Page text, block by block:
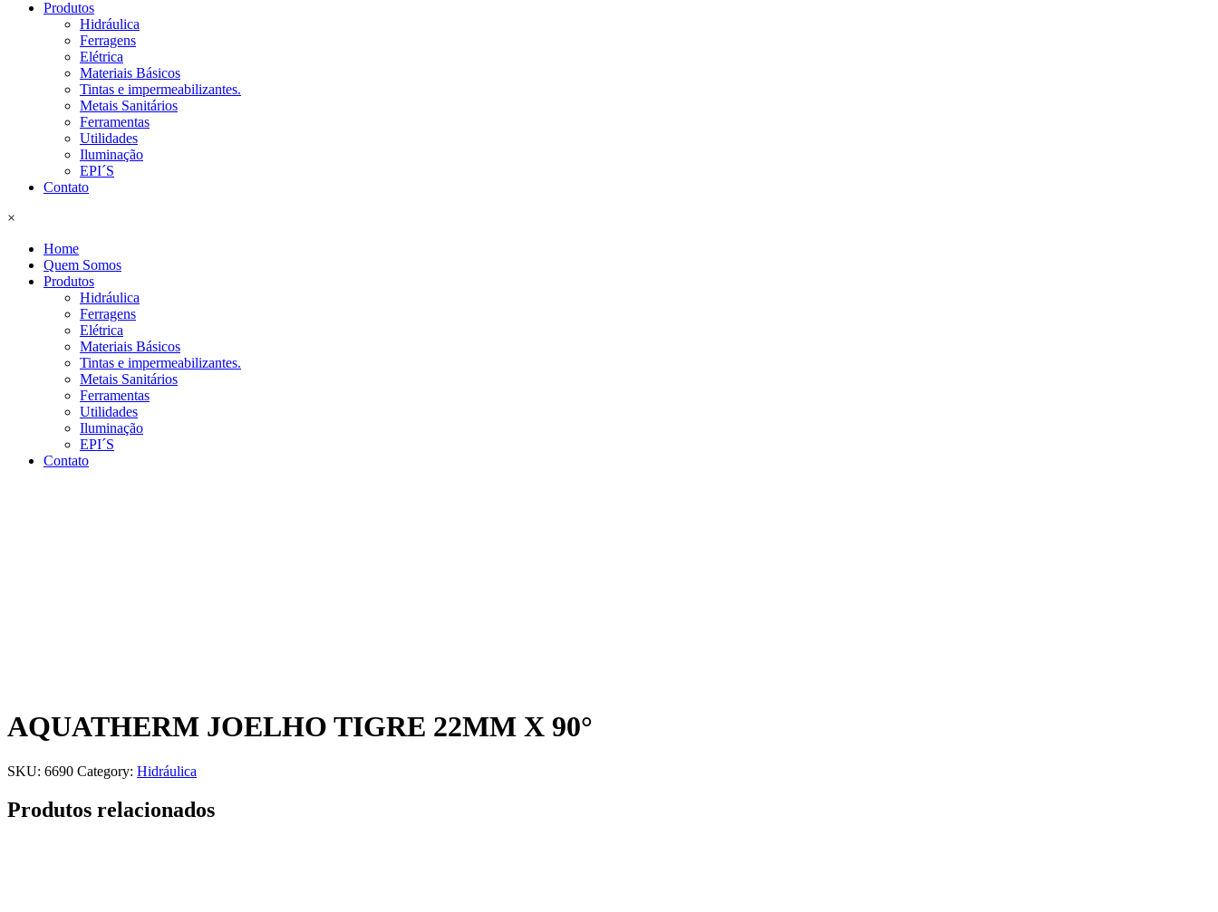
Produtos
Hidráulica
Ferragens
Elétrica
Materiais Básicos
Tintas e impermeabilizantes.
Metais Sanitários
Ferramentas
Utilidades
Iluminação
EPI´S
Contato
×
Home
Quem Somos
Produtos
Hidráulica
Ferragens
Elétrica
Materiais Básicos
Tintas e impermeabilizantes.
Metais Sanitários
Ferramentas
Utilidades
Iluminação
EPI´S
Contato
AQUATHERM JOELHO TIGRE 22MM X 90°
SKU: 6690 Category: Hidráulica
Produtos relacionados